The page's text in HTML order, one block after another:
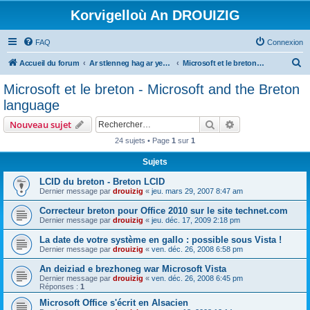
Korvigelloù An DROUIZIG
FAQ Connexion
Accueil du forum Ar stlenneg hag ar yezhoù bihan er bed a-bezh Microsoft et le breton - Microsoft and the Breton language
Microsoft et le breton - Microsoft and the Breton
language
Nouveau sujet Rechercher
24 sujets • Page 1 sur 1
Sujets
LCID du breton - Breton LCID
Dernier message par drouizig « jeu. mars 29, 2007 8:47 am
Correcteur breton pour Office 2010 sur le site technet.com
Dernier message par drouizig « jeu. déc. 17, 2009 2:18 pm
La date de votre système en gallo : possible sous Vista !
Dernier message par drouizig « ven. déc. 26, 2008 6:58 pm
An deiziad e brezhoneg war Microsoft Vista
Dernier message par drouizig « ven. déc. 26, 2008 6:45 pm
Réponses : 1
Microsoft Office s'écrit en Alsacien